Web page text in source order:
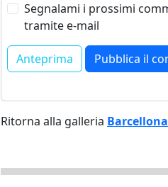
Segnalami i prossimi
tramite e-mail
Ritorna alla galleria